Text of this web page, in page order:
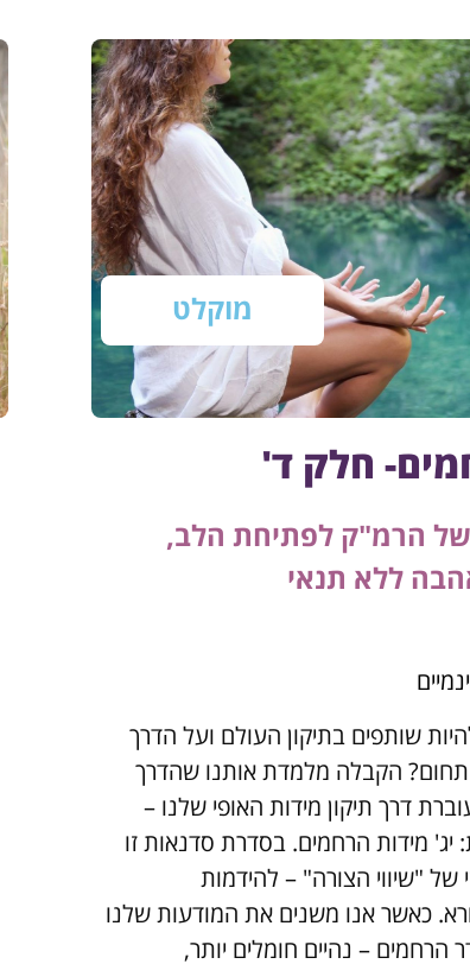
מוקלט
חלק ד'
של הרמ"ק לפתיחת הלב,
ללא תנאי
שותפים בתיקון העולם ועל הדרך
הקבלה מלמדת אותנו שהדרך
דרך תיקון מידות האופי שלנו –
יג' מידות הרחמים. בסדרת סדנאות זו
של "שיווי הצורה" – להידמות
כאשר אנו משנים את המודעות שלנו
הרחמים – נהיים חומלים יותר,